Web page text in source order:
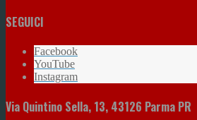
SEGUICI
Facebook
YouTube
Instagram
Via Quintino Sella, 13, 43126 Parma PR